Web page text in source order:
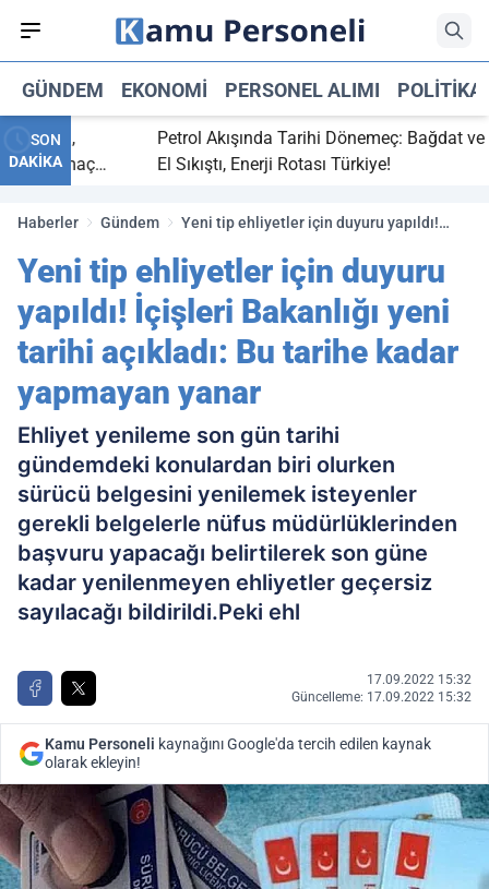
GÜNDEM EKONOMI PERSONEL ALIMI POLITIKA
SON
DAKİKA
bitti,
maç
Petrol Akışında Tarihi Dönemeç: Bağdat ve
El Sıkıştı, Enerji Rotası Türkiye!
Haberler Gündem
Yeni tip ehliyetler için duyuru yapıldı!
tarihe kadar yapmayan yanar
Yeni tip ehliyetler için duyuru
yapıldı! İçişleri Bakanlığı yeni
tarihi açıkladı: Bu tarihe kadar
yapmayan yanar
Ehliyet yenileme son gün tarihi
gündemdeki konulardan biri olurken
sürücü belgesini yenilemek isteyenler
gerekli belgelerle nüfus müdürlüklerinden
başvuru yapacağı belirtilerek son güne
kadar yenilenmeyen ehliyetler geçersiz
sayılacağı bildirildi.Peki ehl
17.09.2022 15:32
Güncelleme: 17.09.2022 15:32
Kamu Personeli kaynağını Google'da tercih edilen kaynak
olarak ekleyin!